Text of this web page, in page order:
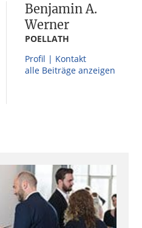
Benjamin A.
Werner
POELLATH
Profil | Kontakt
alle Beiträge anzeigen